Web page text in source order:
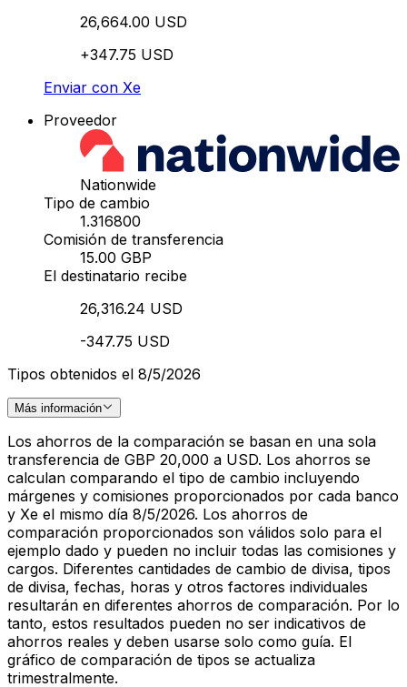
26,664.00 USD
+347.75 USD
Enviar con Xe
Proveedor
Nationwide
Tipo de cambio
1.316800
Comisión de transferencia
15.00 GBP
El destinatario recibe
26,316.24 USD
-347.75 USD
Tipos obtenidos el 8/5/2026
Más información
Los ahorros de la comparación se basan en una sola
transferencia de GBP 20,000 a USD. Los ahorros se
calculan comparando el tipo de cambio incluyendo
márgenes y comisiones proporcionados por cada banco
y Xe el mismo día 8/5/2026. Los ahorros de
comparación proporcionados son válidos solo para el
ejemplo dado y pueden no incluir todas las comisiones y
cargos. Diferentes cantidades de cambio de divisa, tipos
de divisa, fechas, horas y otros factores individuales
resultarán en diferentes ahorros de comparación. Por lo
tanto, estos resultados pueden no ser indicativos de
ahorros reales y deben usarse solo como guía. El
gráfico de comparación de tipos se actualiza
trimestralmente.